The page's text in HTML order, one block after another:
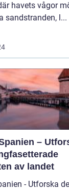
havets vågor
sandstranden, l...
–
av landet
- Utforska